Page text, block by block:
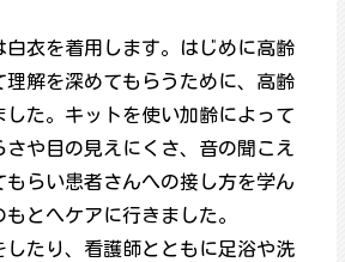
白衣を着用します。はじめに高齢
理解を深めてもらうために、高齢
した。キットを使い加齢によって
さや目の見えにくさ、音の聞こえ
もらい患者さんへの接し方を学ん
とへケアに行きました。
したり、看護師とともに足浴や洗